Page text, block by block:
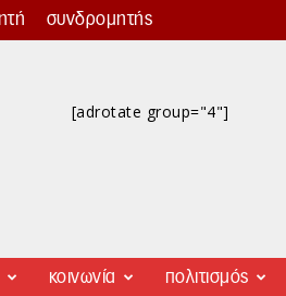
συνδρομητής
[adrotate group="4"]
κοινωνία πολιτισμός